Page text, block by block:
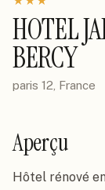
HOTEL
BERCY
paris 12, France
Aperçu
Hôtel rénové